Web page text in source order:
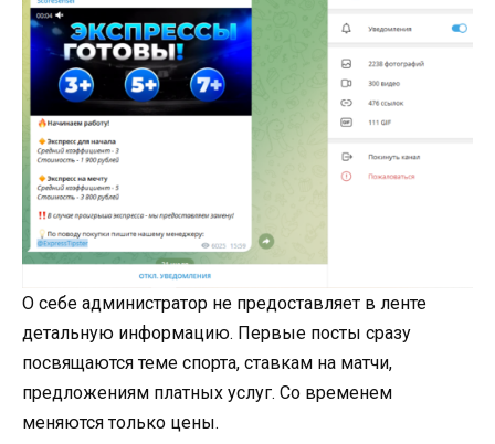
О себе администратор не предоставляет в ленте
детальную информацию. Первые посты сразу
посвящаются теме спорта, ставкам на матчи,
предложениям платных услуг. Со временем
меняются только цены.